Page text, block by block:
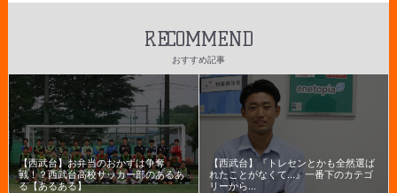
RECOMMEND
おすすめ記事
【西武台】お弁当のおかずは争奪
戦！？西武台高校サッカー部のあるあ
る【あるある】
【西武台】『トレセンとかも全然選ば
れたことがなくて...』一番下のカテゴ
リーから...